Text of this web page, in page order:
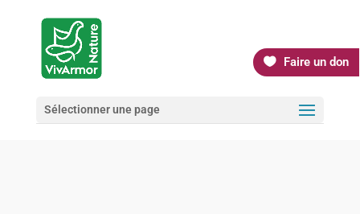
Faire un don
Sélectionner une page